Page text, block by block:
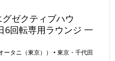
ゼクティブハウ
6回転専用ラウンジ 一
ータニ（東京）） • 東京・千代田